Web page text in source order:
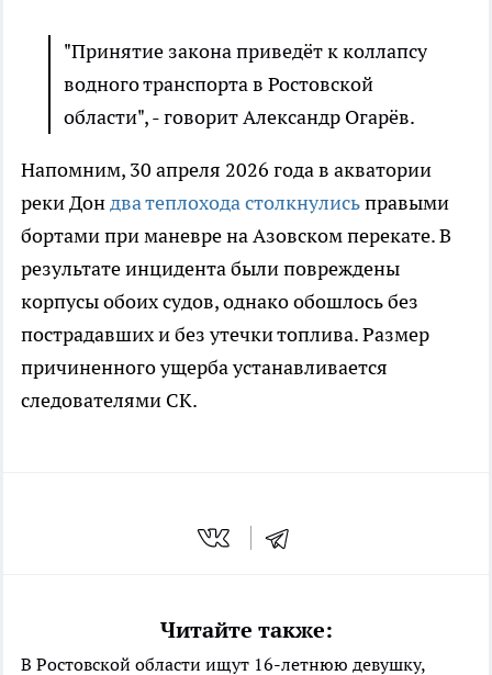
"Принятие закона приведёт к коллапсу
водного транспорта в Ростовской
области", - говорит Александр Огарёв.
Напомним, 30 апреля 2026 года в акватории
реки Дондва теплохода столкнулисьправыми
бортами при маневре на Азовском перекате. В
результате инцидента были повреждены
корпусы обоих судов, однако обошлось без
пострадавших и без утечки топлива. Размер
причиненного ущерба устанавливается
следователями СК.
Читайте также:
В Ростовской области ищут 16-летнюю девушку,